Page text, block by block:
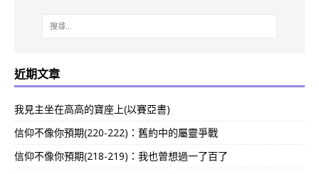
近期文章
我見主坐在高高的寶座上(以賽亞書)
信仰不像你預期(220-222)：舊約中的屬靈爭戰
信仰不像你預期(218-219)：我也曾想過一了百了